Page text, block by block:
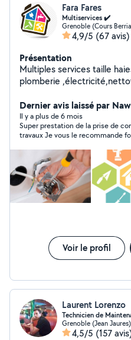
Fara Fares
Multiservices ✔️
Grenoble (Cours
4,9/5 (67 avis)
Présentation
Multiples services taille
plomberie ,électricité,nettoyage
demandes n'hésite pas à
demander un conseil
Dernier avis laissé par
Il y a plus de 6 mois
Super prestation de la prise de
travaux Je vous le
Voir le profil
Laurent Lorenzo
Technicien de
Grenoble (Jean Jaures)
4,5/5 (157